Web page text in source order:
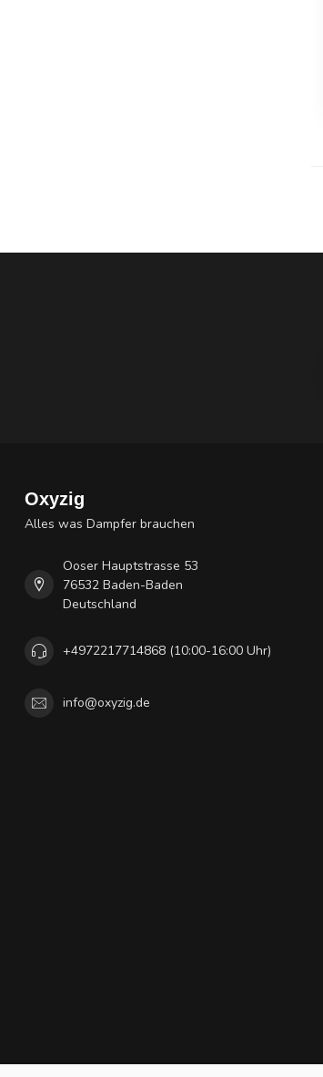
Oxyzig
Alles was Dampfer brauchen
Ooser Hauptstrasse 53
76532 Baden-Baden
Deutschland
+4972217714868 (10:00-16:00 Uhr)
info@oxyzig.de